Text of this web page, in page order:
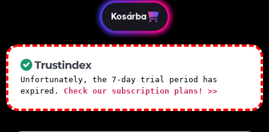
Kosárba
Unfortunately, the 7-day trial period has
expired. Check our subscription plans! >>